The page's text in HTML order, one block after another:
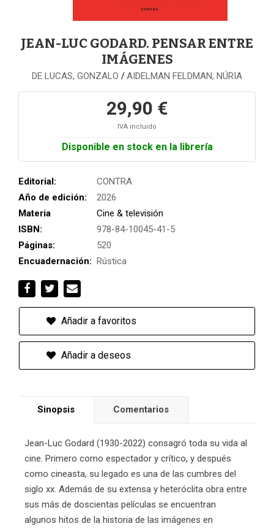
JEAN-LUC GODARD. PENSAR ENTRE
IMÁGENES
DE LUCAS, GONZALO /AIDELMAN FELDMAN, NÚRIA
29,90 €
IVA incluido
Disponible en stock en la librería
Editorial:
CONTRA
Año de edición:
2026
Materia
Cine & televisión
ISBN:
978-84-10045-41-5
Páginas:
520
Encuadernación: Rústica
Añadir a favoritos
Añadir a deseos
Sinopsis Comentarios
Jean-Luc Godard (1930-2022) consagró toda su vida al
cine. Primero como espectador y crítico, y después
como cineasta, su legado es una de las cumbres del
siglo xx. Además de su extensa y heteróclita obra entre
sus más de doscientas películas se encuentran
algunos hitos de la historia de las imágenes en